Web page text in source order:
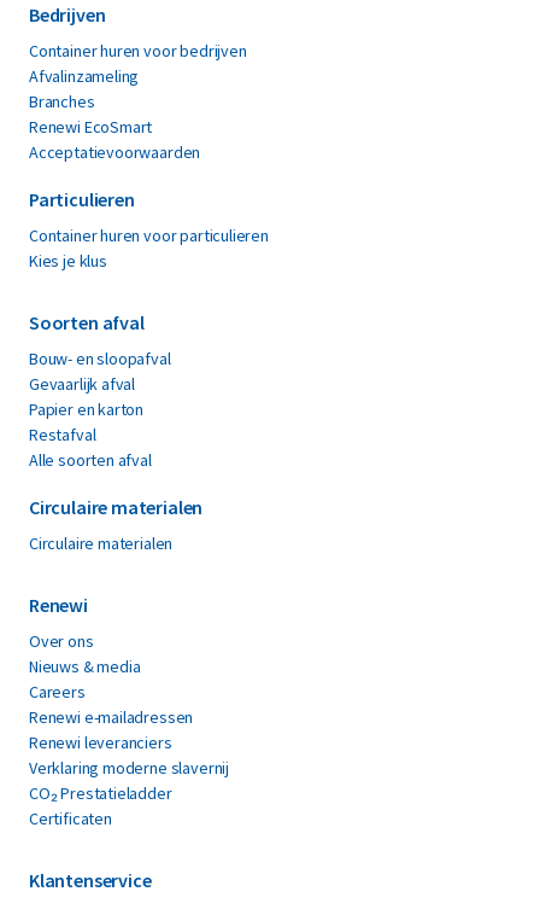
Bedrijven
Container huren voor bedrijven
Afvalinzameling
Branches
Renewi EcoSmart
Acceptatievoorwaarden
Particulieren
Container huren voor particulieren
Kies je klus
Soorten afval
Bouw- en sloopafval
Gevaarlijk afval
Papier en karton
Restafval
Alle soorten afval
Circulaire materialen
Circulaire materialen
Renewi
Over ons
Nieuws & media
Careers
Renewi e-mailadressen
Renewi leveranciers
Verklaring moderne slavernij
CO₂ Prestatieladder
Certificaten
Klantenservice